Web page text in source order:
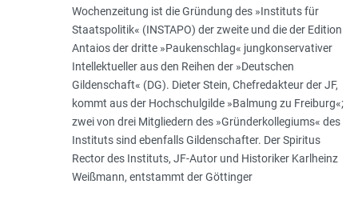
Wochenzeitung ist die Gründung des »Instituts für
Staatspolitik« (INSTAPO) der zweite und die der Edition
Antaios der dritte »Paukenschlag« jungkonservativer
Intellektueller aus den Reihen der »Deutschen
Gildenschaft« (DG). Dieter Stein, Chefredakteur der JF,
kommt aus der Hochschulgilde »Balmung zu Freiburg«;
zwei von drei Mitgliedern des »Gründerkollegiums« des
Instituts sind ebenfalls Gildenschafter. Der Spiritus
Rector des Instituts, JF-Autor und Historiker Karlheinz
Weißmann, entstammt der Göttinger